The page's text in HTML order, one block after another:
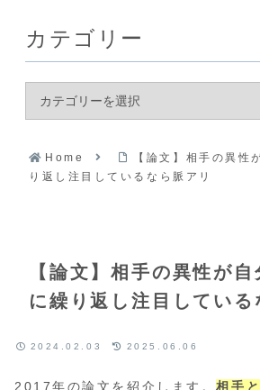
カテゴリー
Home
【論文】相手の異性
り返し注目しているなら脈アリ
【論文】相手の異性が
に繰り返し注目している
2024.02.03 2025.06.06
2017年の論文を紹介します。相手